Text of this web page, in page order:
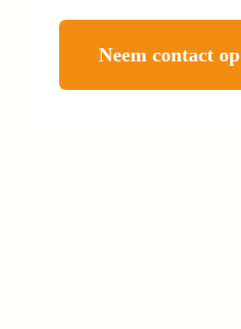
Neem contact op